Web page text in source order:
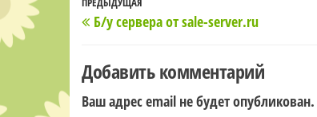
Навигация
по
записям
Предыдущая
запись
Б/у сервера от sale-server.ru
Добавить комментарий
Ваш адрес email не будет опубликован.